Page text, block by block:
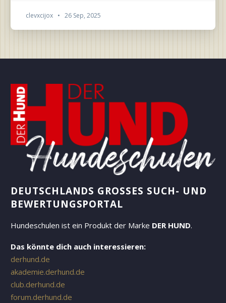
clevxcijox • 26 Sep, 2025
DEUTSCHLANDS GROSSES SUCH- UND B
EWERTUNGSPORTAL
Hundeschulen ist ein Produkt der Marke DER HUND.
Das könnte dich auch interessieren:
derhund.de
akademie.derhund.de
club.derhund.de
forum.derhund.de